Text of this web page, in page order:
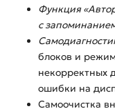
Функция
с
блоков и
некорректных
ошибки на
Самоочистка